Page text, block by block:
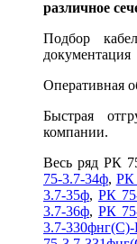
различное
Подбор
документация
Оперативная
Быстрая
компании.
Весь ряд РК
75-3.7-34ф, РК
3.7-35ф, РК
3.7-36ф, РК
3.7-330фнг(С)-